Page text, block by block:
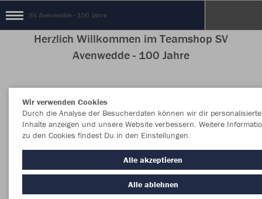
SV Avenwedde - 100 Jahre
Herzlich Willkommen im Teamshop SV
Avenwedde - 100 Jahre
Nachhaltig Farbe
Wir verwenden Cookies
Durch die Analyse der Besucherdaten können wir dir personalisierte
Inhalte anzeigen und unsere Website verbessern. Weitere
zu den Cookies findest Du in den Einstellungen.
Alle akzeptieren
Alle ablehnen